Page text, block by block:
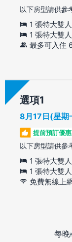
以下房型請供參
1 張特大雙
1 張特大雙
最多可入住
選項
8月17日(星期
提前預訂優
以下房型請供參
1 張特大雙
1 張特大雙
免費無線上
每晚